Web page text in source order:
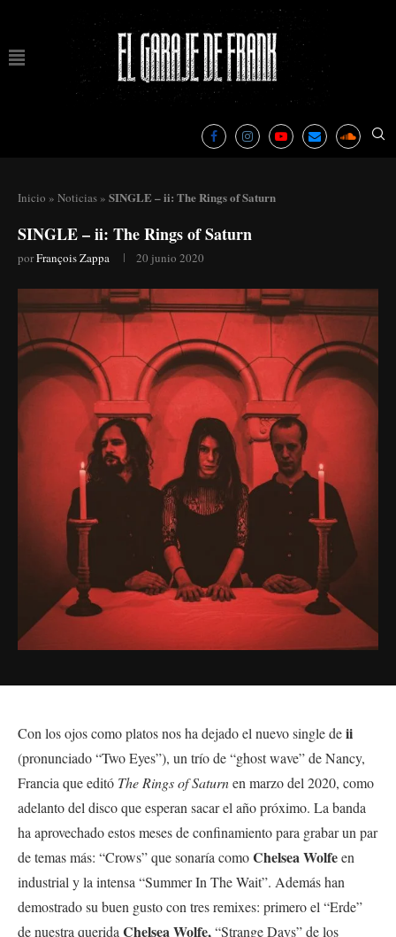
Inicio » Noticias » SINGLE – ii: The Rings of Saturn
SINGLE – ii: The Rings of Saturn
porFrançois Zappa 20 junio 2020
Con los ojos como platos nos ha dejado el nuevo single deii
(pronunciado “Two Eyes”), un trío de “ghost wave” de Nancy,
Francia que editó The Rings of Saturnen marzo del 2020, como
adelanto del disco que esperan sacar el año próximo. La banda
ha aprovechado estos meses de confinamiento para grabar un par
de temas más: “Crows” que sonaría comoChelsea Wolfeen
industrial y la intensa “Summer In The Wait”. Además han
demostrado su buen gusto con tres remixes: primero el “Erde”
de nuestra querida Chelsea Wolfe,“Strange Days” de los